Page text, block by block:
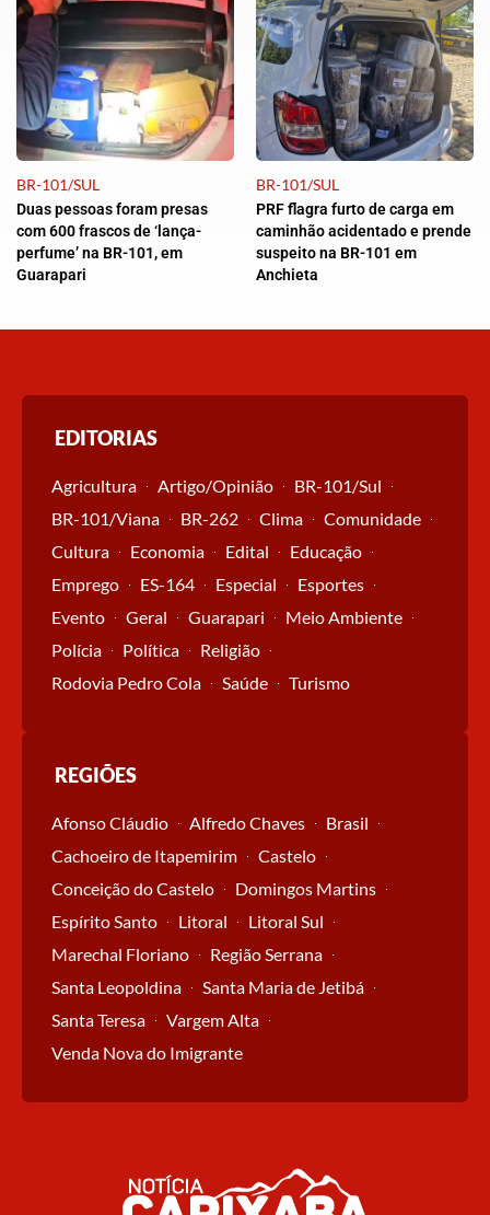
BR-101/SUL
Duas pessoas foram presas
com 600 frascos de ‘lança-
perfume’ na BR-101, em
Guarapari
BR-101/SUL
PRF flagra furto de carga em
caminhão acidentado e prende
suspeito na BR-101 em
Anchieta
EDITORIAS
Agricultura Artigo/Opinião
BR-101/Sul
BR-101/Viana
BR-262 Clima
Comunidade
Cultura
Economia Edital
Educação
Emprego
ES-164 Especial
Esportes
Evento
Geral Guarapari
Meio Ambiente
Polícia
Política
Religião
Rodovia Pedro Cola
Saúde Turismo
REGIÕES
Afonso Cláudio Alfredo Chaves
Brasil
Cachoeiro de Itapemirim
Castelo
Conceição do Castelo
Domingos Martins
Espírito Santo
Litoral
Litoral Sul
Marechal Floriano
Região Serrana
Santa Leopoldina
Santa Maria de Jetibá
Santa Teresa
Vargem Alta
Venda Nova do Imigrante